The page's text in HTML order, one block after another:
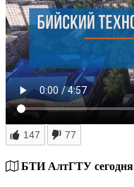
147 77
БТИ АлтГТУ сегодня